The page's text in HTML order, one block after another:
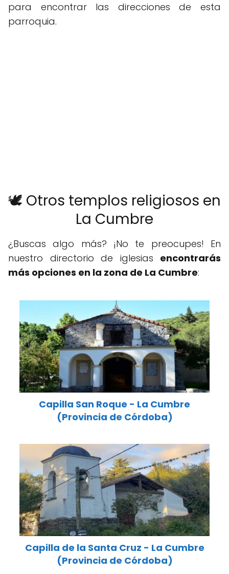
para encontrar las direcciones de esta
parroquia.
🕊️ Otros templos religiosos en
La Cumbre
¿Buscas algo más? ¡No te preocupes! En
nuestro directorio de iglesias encontrarás
más opciones en la zona de La Cumbre:
Capilla San Roque - La Cumbre
(Provincia de Córdoba)
Capilla de la Santa Cruz - La Cumbre
(Provincia de Córdoba)